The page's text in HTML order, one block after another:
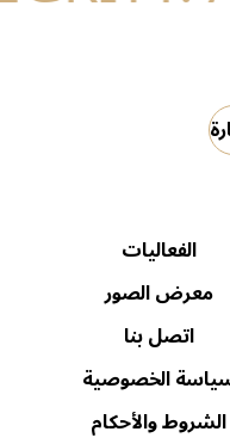
الفعاليات
معرض الصور
اتصل بنا
الخصوصية
الشروط والأحكام